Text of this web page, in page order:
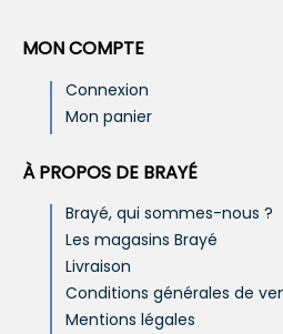
MON COMPTE
Connexion
Mon panier
À PROPOS DE BRAYÉ
Brayé, qui sommes-nous ?
Les magasins Brayé
Livraison
Conditions générales de
Mentions légales